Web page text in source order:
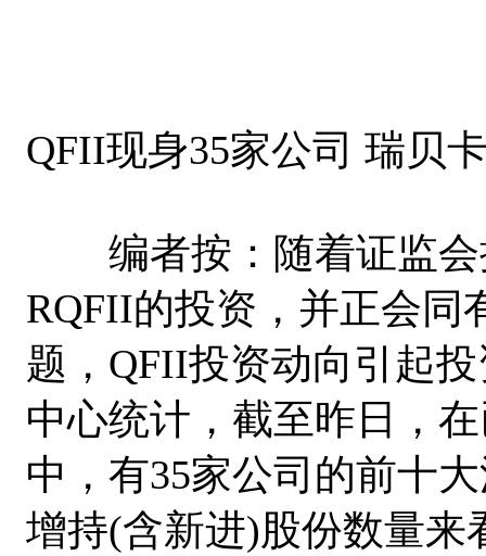
QFII现身35家公司 瑞贝
编者按：随着证监会
RQFII的投资，并正会同
题，QFII投资动向引起
中心统计，截至昨日，
中，有35家公司的前十
增持(含新进)股份数量来